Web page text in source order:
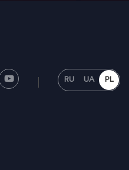
RU UA PL